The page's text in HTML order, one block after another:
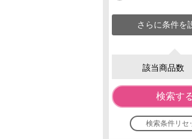
さらに条件を
該当商品数
検索す
検索条件リセ